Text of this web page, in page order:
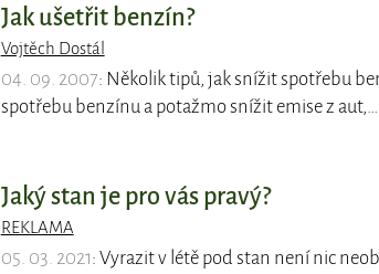
Jak ušetřit benzín?
Vojtěch Dostál
04. 09. 2007: Několik tipů, jak snížit spotřebu
spotřebu benzínu a potažmo snížit emise z aut,…
Jaký stan je pro vás pravý?
REKLAMA
05. 03. 2021: Vyrazit v létě pod stan není nic